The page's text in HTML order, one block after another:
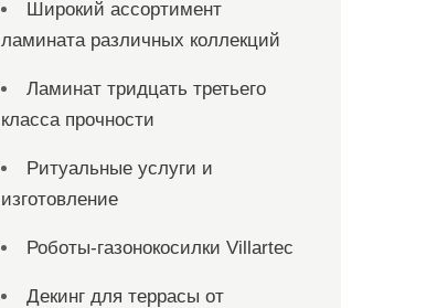
Широкий ассортимент
ламината различных коллекций
Ламинат тридцать третьего
класса прочности
Ритуальные услуги и
изготовление
Роботы-газонокосилки Villartec
Декинг для террасы от